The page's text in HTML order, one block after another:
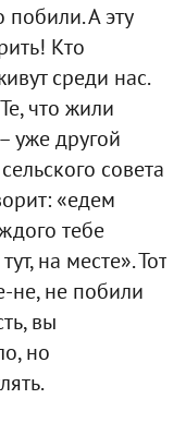
побили. А эту
Кто
среди нас.
что жили
уже другой
совета
«едем
тебе
на месте». Тот
не, не побили
вы
но